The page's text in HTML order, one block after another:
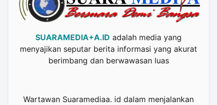
SUARAMEDIA+A.ID adalah media yang
menyajikan seputar berita informasi yang akurat
berimbang dan berwawasan luas
Wartawan Suaramediaa. id dalam menjalankan